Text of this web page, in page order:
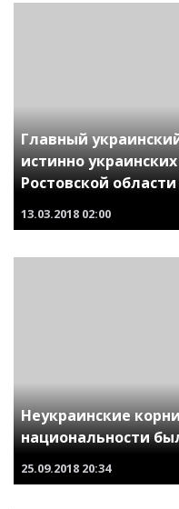
Главный
истинно
Ростовской области
13.03.2018 02:00
Неукраинские
национальности
25.09.2018 20:34